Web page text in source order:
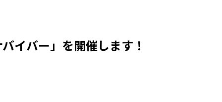
イバー」を開催します！